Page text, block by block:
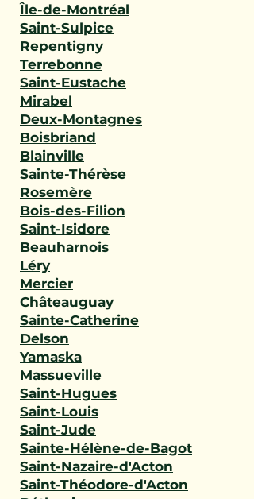
Île-de-Montréal
Saint-Sulpice
Repentigny
Terrebonne
Saint-Eustache
Mirabel
Deux-Montagnes
Boisbriand
Blainville
Sainte-Thérèse
Rosemère
Bois-des-Filion
Saint-Isidore
Beauharnois
Léry
Mercier
Châteauguay
Sainte-Catherine
Delson
Yamaska
Massueville
Saint-Hugues
Saint-Louis
Saint-Jude
Sainte-Hélène-de-Bagot
Saint-Nazaire-d'Acton
Saint-Théodore-d'Acton